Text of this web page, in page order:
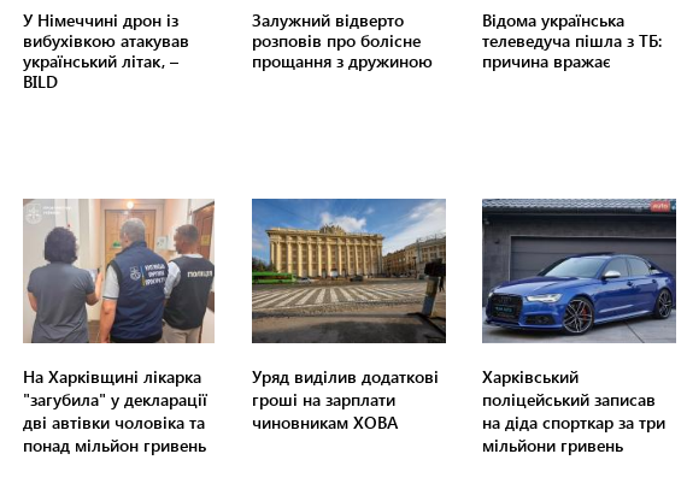
На Харківщині лікарка
"загубила" у декларації
дві автівки чоловіка та
понад мільйон гривень
Уряд виділив додаткові
гроші на зарплати
чиновникам ХОВА
Харківський
поліцейський записав
на діда спорткар за три
мільйони гривень